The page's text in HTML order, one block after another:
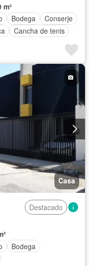
m²
Bodega
Conserje
Cancha de tenis
Casa
Destacado
Bodega